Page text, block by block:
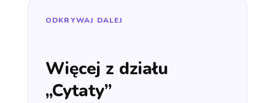
ODKRYWAJ DALEJ
Więcej z działu
„Cytaty”